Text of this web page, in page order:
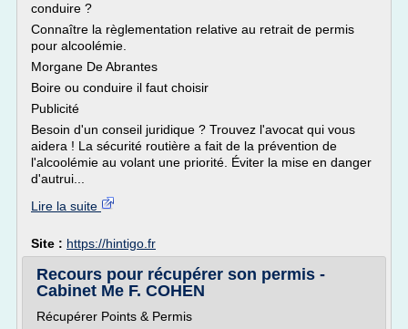
conduire ?
Connaître la règlementation relative au retrait de permis
pour alcoolémie.
Morgane De Abrantes
Boire ou conduire il faut choisir
Publicité
Besoin d'un conseil juridique ? Trouvez l'avocat qui vous
aidera ! La sécurité routière a fait de la prévention de
l'alcoolémie au volant une priorité. Éviter la mise en danger
d'autrui...
Lire la suite
Site : https://hintigo.fr
Recours pour récupérer son permis -
Cabinet Me F. COHEN
Récupérer Points & Permis